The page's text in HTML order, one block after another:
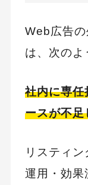
Web広告
は、次のよ
社内に専任
ースが不足
リスティ
運用・効果